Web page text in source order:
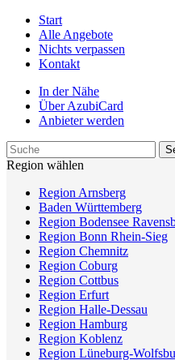
Start
Alle Angebote
Nichts verpassen
Kontakt
In der Nähe
Über AzubiCard
Anbieter werden
Region wählen
Region Arnsberg
Baden Württemberg
Region Bodensee
Region Bonn Rhein-Sieg
Region Chemnitz
Region Coburg
Region Cottbus
Region Erfurt
Region Halle-Dessau
Region Hamburg
Region Koblenz
Region Lüneburg-